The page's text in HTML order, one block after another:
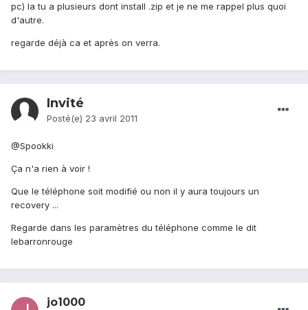
pc) la tu a plusieurs dont install .zip et je ne me rappel plus quoi
d'autre.
regarde déjà ca et après on verra.
Invité
Posté(e) 23 avril 2011
@Spookki
Ça n'a rien à voir !
Que le téléphone soit modifié ou non il y aura toujours un
recovery ...
Regarde dans les paramètres du téléphone comme le dit
lebarronrouge
jo1000